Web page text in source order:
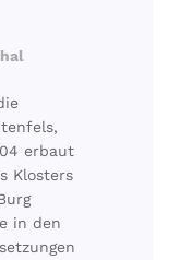
erbaut
Klosters
in den